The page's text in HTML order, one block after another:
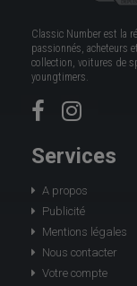
Classic Number est la
passionnés, acheteurs
collection, voitures de
youngtimers.
Services
A propos
Publicité
Mentions légales
Nous contacter
Votre compte